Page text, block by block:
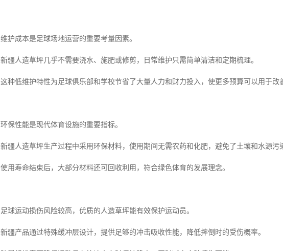
维护成本是足球场地运营的重要考量因素。
新疆人造草坪几乎不需要浇水、施肥或修剪，日常维护只需简单清洁和定期梳理。
这种低维护特性为足球俱乐部和学校节省了大量人力和财力投入，使更多预算可以用于改
环保性能是现代体育设施的重要指标。
新疆人造草坪生产过程中采用环保材料，使用期间无需农药和化肥，避免了土壤和水源污
使用寿命结束后，大部分材料还可回收利用，符合绿色体育的发展理念。
足球运动损伤风险较高，优质的人造草坪能有效保护运动员。
新疆产品通过特殊缓冲层设计，提供足够的冲击吸收性能，降低摔倒时的受伤概率。